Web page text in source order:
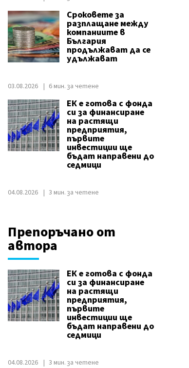
Сроковете за
разплащане между
компаниите в
България
продължават да се
удължават
03.08.2026 6 мин. за четене
ЕК е готова с фонда
си за финансиране
на растящи
предприятия,
първите
инвестиции ще
бъдат направени до
седмици
04.08.2026 3 мин. за четене
Препоръчано от
автора
ЕК е готова с фонда
си за финансиране
на растящи
предприятия,
първите
инвестиции ще
бъдат направени до
седмици
04.08.2026 3 мин. за четене